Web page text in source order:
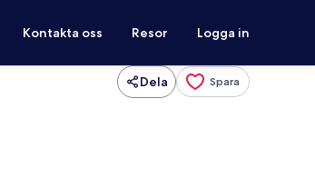
Kontakta oss Resor Logga in
Dela Spara